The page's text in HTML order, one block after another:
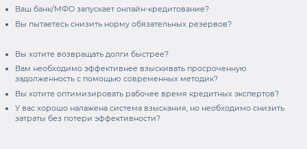
Ваш банк/МФО запускает онлайн-кредитование?
Вы пытаетесь снизить норму обязательных резервов?
Вы хотите возвращать долги быстрее?
Вам необходимо эффективнее взыскивать просроченную
задолженность с помощью современных методик?
Вы хотите оптимизировать рабочее время кредитных экспертов?
У вас хорошо налажена система взыскания, но необходимо снизить
затраты без потери эффективности?